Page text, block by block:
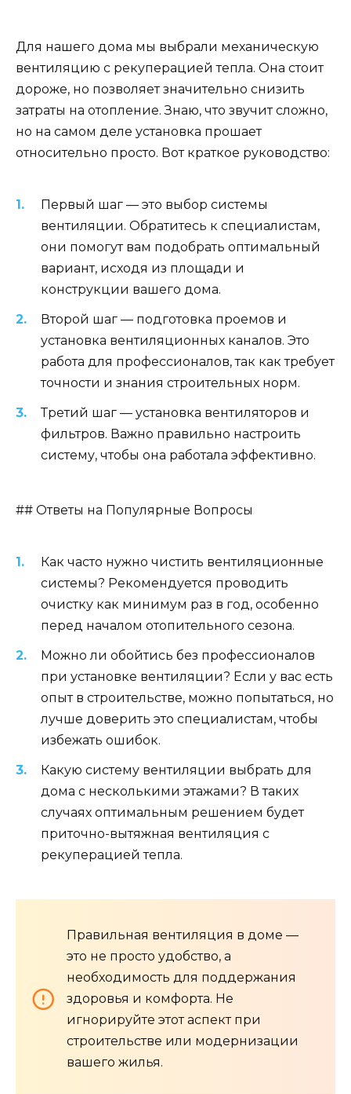
Для нашего дома мы выбрали механическую
вентиляцию с рекуперацией тепла. Она стоит
дороже, но позволяет значительно снизить
затраты на отопление. Знаю, что звучит сложно,
но на самом деле установка прошает
относительно просто. Вот краткое руководство:
Первый шаг — это выбор системы
вентиляции. Обратитесь к специалистам,
они помогут вам подобрать оптимальный
вариант, исходя из площади и
конструкции вашего дома.
Второй шаг — подготовка проемов и
установка вентиляционных каналов. Это
работа для профессионалов, так как требует
точности и знания строительных норм.
Третий шаг — установка вентиляторов и
фильтров. Важно правильно настроить
систему, чтобы она работала эффективно.
## Ответы на Популярные Вопросы
Как часто нужно чистить вентиляционные
системы? Рекомендуется проводить
очистку как минимум раз в год, особенно
перед началом отопительного сезона.
Можно ли обойтись без профессионалов
при установке вентиляции? Если у вас есть
опыт в строительстве, можно попытаться, но
лучше доверить это специалистам, чтобы
избежать ошибок.
Какую систему вентиляции выбрать для
дома с несколькими этажами? В таких
случаях оптимальным решением будет
приточно-вытяжная вентиляция с
рекуперацией тепла.
Правильная вентиляция в доме —
это не просто удобство, а
необходимость для поддержания
здоровья и комфорта. Не
игнорируйте этот аспект при
строительстве или модернизации
вашего жилья.